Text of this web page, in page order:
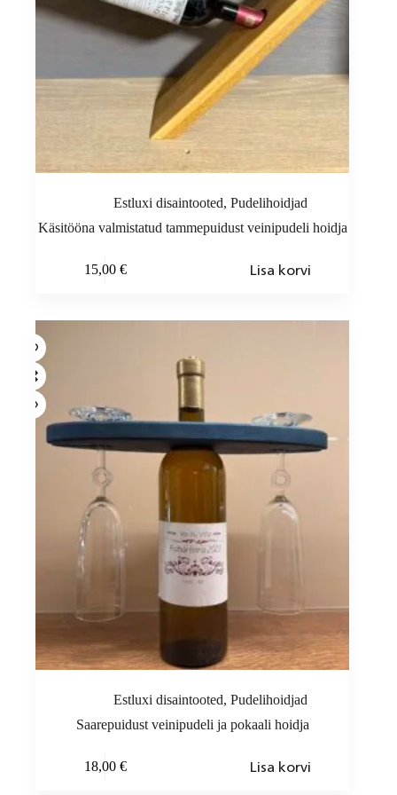
Estluxi disaintooted, Pudelihoidjad
Käsitööna valmistatud tammepuidust veinipudeli hoidja
15,00 € Lisa korvi
Estluxi disaintooted, Pudelihoidjad
Saarepuidust veinipudeli ja pokaali hoidja
18,00 € Lisa korvi